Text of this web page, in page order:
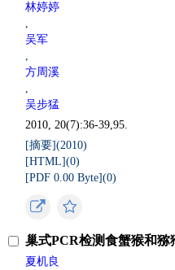
林婷婷
,
吴军
,
方周溪
,
吴步猛
2010, 20(7):36-39,95.
[摘要](2010)
[HTML](0)
[PDF 0.00 Byte](0)
巢式PCR检测食蟹猴和猕
夏机良